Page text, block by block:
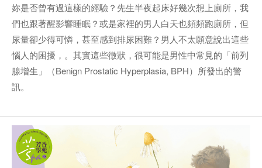
妳是否曾有過這樣的經驗？先生半夜起床好幾次想上廁所，我
們也跟著醒影響睡眠？或是家裡的男人白天也頻頻跑廁所，但
尿量卻少得可憐，甚至感到排尿困難？男人不太願意說出這些
惱人的困擾，。其實這些徵狀，很可能是男性中常見的「前列
腺增生」（Benign Prostatic Hyperplasia, BPH）所發出的警
訊。